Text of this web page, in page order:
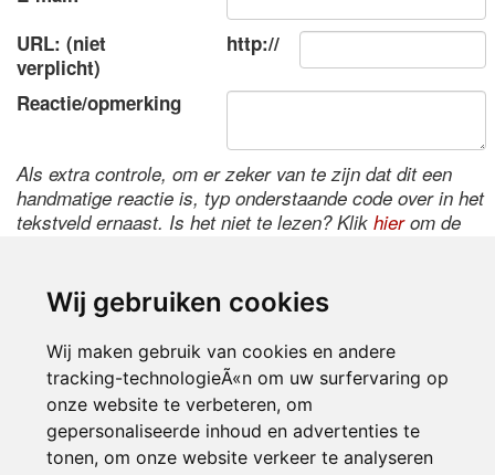
Wij gebruiken cookies
Wij maken gebruik van cookies en andere
tracking-technologieÃ«n om uw surfervaring op
onze website te verbeteren, om
gepersonaliseerde inhoud en advertenties te
tonen, om onze website verkeer te analyseren
URL: (niet
verplicht)
http://
Reactie/opmerking
Als extra controle, om er zeker van te zijn dat dit een
handmatige reactie is, typ onderstaande code over in het
tekstveld ernaast. Is het niet te lezen? Klik hierom de